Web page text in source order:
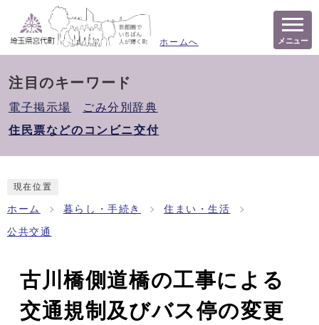
ホームへ メニュー
注目のキーワード
電子掲示場
ごみ分別辞典
住民票などのコンビニ交付
現在位置
ホーム 暮らし・手続き 住まい・生活
公共交通
古川橋側道橋の工事による
交通規制及びバス停の変更